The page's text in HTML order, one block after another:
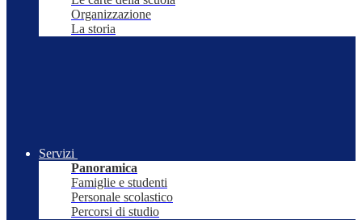
Organizzazione
La storia
Servizi
Panoramica
Famiglie e studenti
Personale scolastico
Percorsi di studio